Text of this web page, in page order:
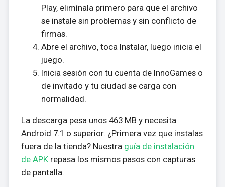
Play, elimínala primero para que el archivo
se instale sin problemas y sin conflicto de
firmas.
Abre el archivo, toca Instalar, luego inicia el
juego.
Inicia sesión con tu cuenta de InnoGames o
de invitado y tu ciudad se carga con
normalidad.
La descarga pesa unos 463 MB y necesita
Android 7.1 o superior. ¿Primera vez que instalas
fuera de la tienda? Nuestra guía de instalación
de APKrepasa los mismos pasos con capturas
de pantalla.